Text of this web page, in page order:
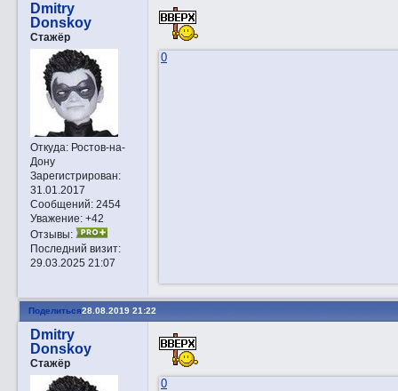
Dmitry
Donskoy
Стажёр
Откуда:Ростов-на-
Дону
Зарегистрирован:
31.01.2017
Сообщений:2454
Уважение: +42
Отзывы:
Последний визит:
29.03.2025 21:07
0
Поделиться28.08.2019 21:22
Dmitry
Donskoy
Стажёр
0